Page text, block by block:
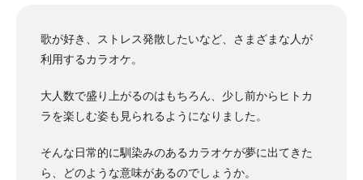
歌が好き、ストレス発散したいなど、さまざまな人が
利用するカラオケ。
大人数で盛り上がるのはもちろん、少し前からヒトカ
ラを楽しむ姿も見られるようになりました。
そんな日常的に馴染みのあるカラオケが夢に出てきた
ら、どのような意味があるのでしょうか。